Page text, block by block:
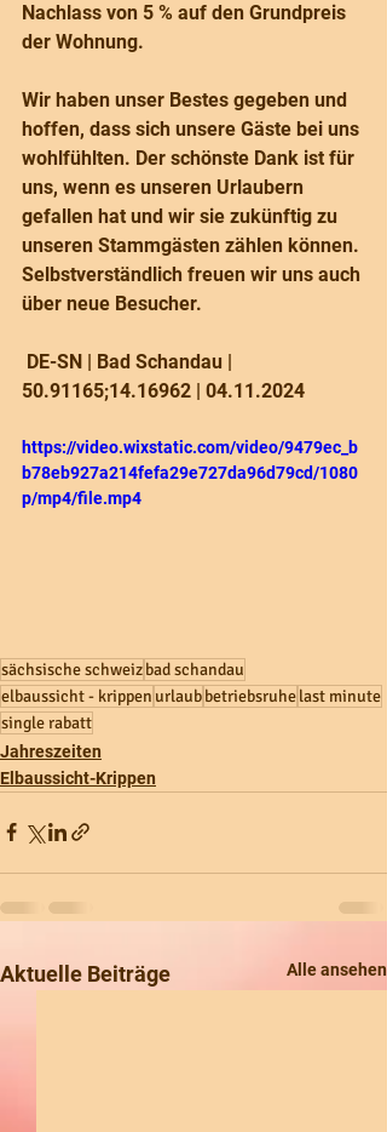
Nachlass von 5 % auf den Grundpreis
der Wohnung.
Wir haben unser Bestes gegeben und
hoffen, dass sich unsere Gäste bei uns
wohlfühlten. Der schönste Dank ist für
uns, wenn es unseren Urlaubern
gefallen hat und wir sie zukünftig zu
unseren Stammgästen zählen können.
Selbstverständlich freuen wir uns auch
über neue Besucher.
DE-SN | Bad Schandau |
50.91165;14.16962 | 04.11.2024
https://video.wixstatic.com/video/9479ec_b
b78eb927a214fefa29e727da96d79cd/1080
p/mp4/file.mp4
sächsische schweizbad schandau
elbaussicht - krippen urlaubbetriebsruhelast minute
single rabatt
Jahreszeiten
Elbaussicht-Krippen
Aktuelle Beiträge Alle ansehen